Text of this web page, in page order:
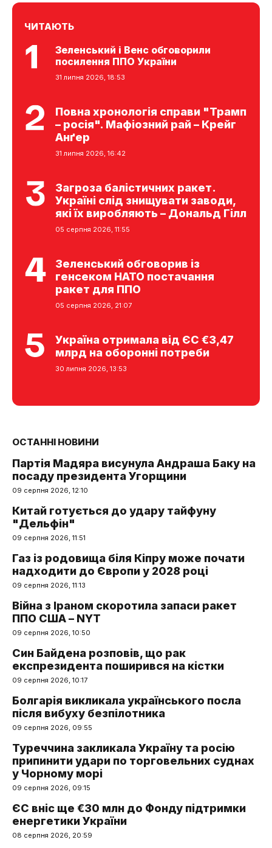
ЧИТАЮТЬ
Зеленський і Венс обговорили
посилення ППО України
31 липня 2026, 18:53
Повна хронологія справи "Трамп
– росія". Мафіозний рай – Крейг
Анґер
31 липня 2026, 16:42
Загроза балістичних ракет.
Україні слід знищувати заводи,
які їх виробляють – Дональд Гілл
05 серпня 2026, 11:55
Зеленський обговорив із
генсеком НАТО постачання
ракет для ППО
05 серпня 2026, 21:07
Україна отримала від ЄС €3,47
млрд на оборонні потреби
30 липня 2026, 13:53
ОСТАННІ НОВИНИ
Партія Мадяра висунула Андраша Баку на
посаду президента Угорщини
09 серпня 2026, 12:10
Китай готується до удару тайфуну
"Дельфін"
09 серпня 2026, 11:51
Газ із родовища біля Кіпру може почати
надходити до Європи у 2028 році
09 серпня 2026, 11:13
Війна з Іраном скоротила запаси ракет
ППО США – NYT
09 серпня 2026, 10:50
Син Байдена розповів, що рак
експрезидента поширився на кістки
09 серпня 2026, 10:17
Болгарія викликала українського посла
після вибуху безпілотника
09 серпня 2026, 09:55
Туреччина закликала Україну та росію
припинити удари по торговельних суднах
у Чорному морі
09 серпня 2026, 09:15
ЄС вніс ще €30 млн до Фонду підтримки
енергетики України
08 серпня 2026, 20:59